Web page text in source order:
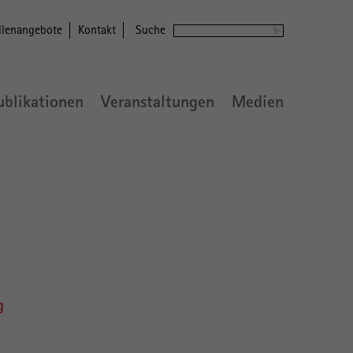
Kontakt Suche
Veranstaltungen Medien